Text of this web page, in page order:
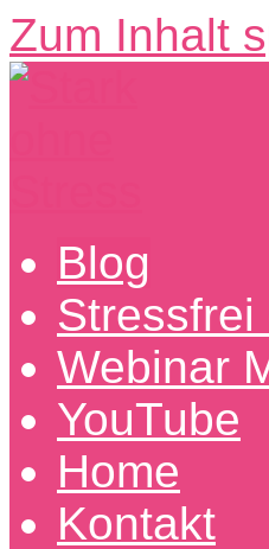
Zum Inhalt
Stark
ohne
Stress
Entdecke
erfolgreiche
Wege
aus
Stress
hin
mentaler
Stärke
Blog
Webinar
YouTube
Home
Kontakt